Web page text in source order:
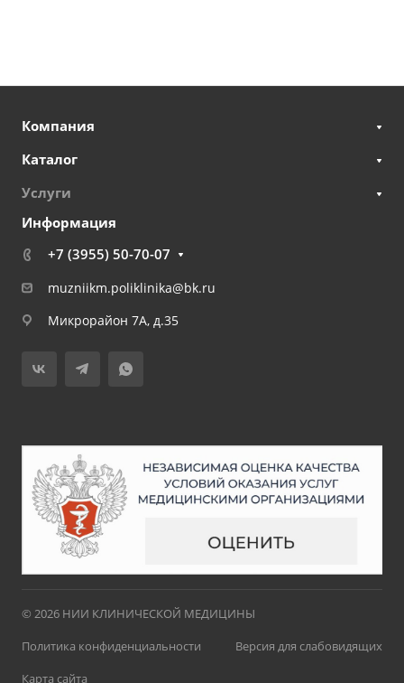
Компания
Каталог
Услуги
Информация
+7 (3955) 50-70-07
muzniikm.poliklinika@bk.ru
Микрорайон 7А, д.35
© 2026 НИИ КЛИНИЧЕСКОЙ МЕДИЦИНЫ
Политика конфиденциальности
Версия для слабовидящих
Карта сайта